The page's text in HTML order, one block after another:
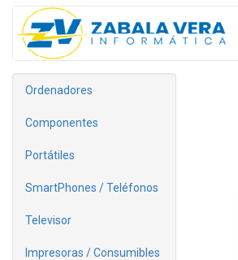
Ordenadores
Componentes
Portátiles
SmartPhones / Teléfonos
Televisor
Impresoras / Consumibles